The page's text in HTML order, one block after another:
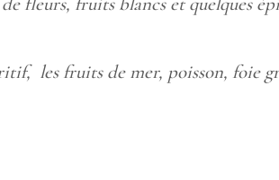
les fruits de mer, poisson, foie